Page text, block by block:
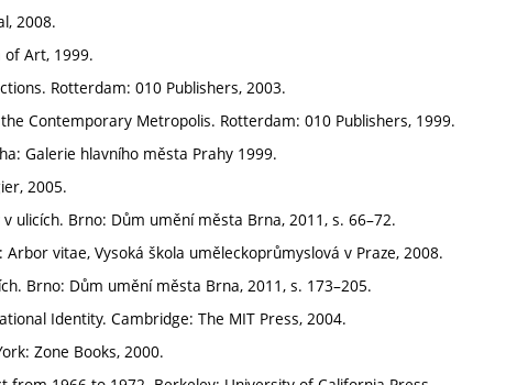
2008.
of Art, 1999.
Rotterdam: 010 Publishers, 2003.
Contemporary Metropolis. Rotterdam: 010 Publishers, 1999.
Galerie hlavního města Prahy 1999.
2005.
ulicích. Brno: Dům umění města Brna, 2011, s. 66–72.
Arbor vitae, Vysoká škola uměleckoprůmyslová v Praze, 2008.
Brno: Dům umění města Brna, 2011, s. 173–205.
Identity. Cambridge: The MIT Press, 2004.
Zone Books, 2000.